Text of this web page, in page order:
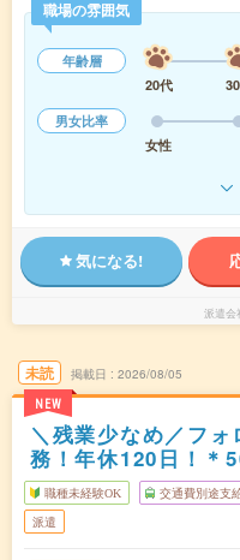
職場の雰囲気
年齢層
20代
男女比率
女性
気になる!
派遣会
未読
NEW
掲載日 2026/08/05
＼残業少なめ／フ
務！年休120日！＊
職種未経験OK 交通費別途支
派遣